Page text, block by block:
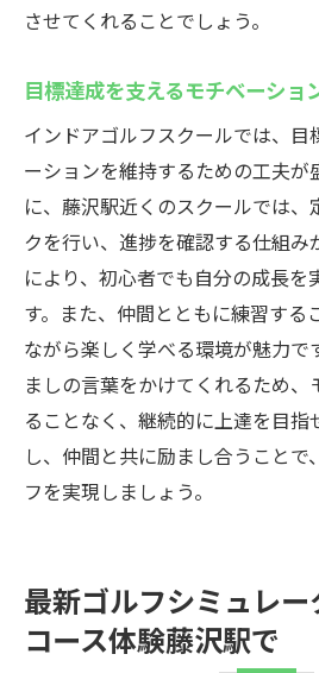
シミュレーターで未来の
させてくれることでしょう。
目標達成を支えるモチベーショ
インドアゴルフスクールでは、目
ーションを維持するための工夫が
に、藤沢駅近くのスクールでは、
クを行い、進捗を確認する仕組み
により、初心者でも自分の成長を
す。また、仲間とともに練習する
ながら楽しく学べる環境が魅力で
ましの言葉をかけてくれるため
ることなく、継続的に上達を目指
し、仲間と共に励まし合うことで
フを実現しましょう。
最新ゴルフシミュレ
コース体験藤沢駅で